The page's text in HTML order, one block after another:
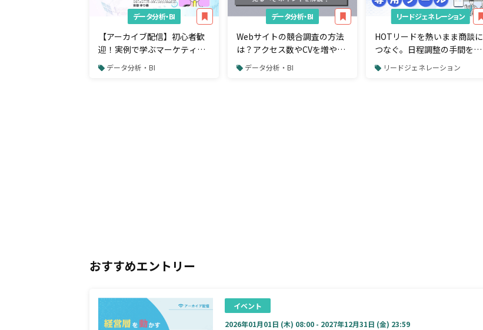
データ分析・BI
【アーカイブ配信】初心者歓
迎！実例で学ぶマーケティン
グ・リサーチ基礎セミナー
データ分析・BI
データ分析・BI
Webサイトの競合調査の方法
は？アクセス数やCVを増やす
ために見るべきポイント
データ分析・BI
リードジェネレーション
HOTリードを熱いまま商談に
つなぐ。日程調整の手間をカ
ットする「アポ取り専用」ツ
ール
リードジェネレーション
おすすめエントリー
イベント
2026年01月01日 (木) 08:00 - 2027年12月31日 (金) 23:59